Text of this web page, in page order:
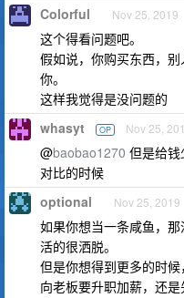
Colorful Nov 25, 2019
这个得看问题吧。
假如说，你购买东西，
你。
这样我觉得是没问题的
whasyt OP Nov 25,
@baobao1270 但是给
对比的时候
optional Nov 25, 2019
如果你想当一条咸鱼，
活的很洒脱。
但是你想得到更多的时
向老板要升职加薪，还